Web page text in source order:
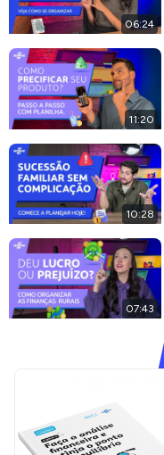
06:24
11:20
10:28
07:43